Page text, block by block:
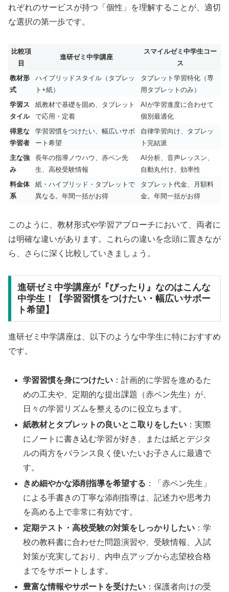
れぞれのサービスが持つ「個性」を理解することが、適切
な選択の第一歩です。
比較項
目
進研ゼミ中学講座
スマイルゼミ中学生コー
ス
教材形
式
ハイブリッドスタイル（タブレッ
ト+紙）
タブレット学習特化（専
用タブレットのみ）
学習ス
タイル
紙教材で基礎を固め、タブレット
で応用・定着
AIが学習進度に合わせて
個別最適化
得意な
学習者
学習習慣をつけたい、幅広いサポ
ート希望
自律学習向け、タブレッ
ト完結派
主な強
み
長年の指導ノウハウ、赤ペン先
生、高校受験情報
AI分析、音声レッスン、
自動丸付け、効率性
料金体
系
紙・ハイブリッド・タブレットで
異なる。年間一括がお得
タブレット代金、月額料
金。年間一括がお得
このように、教材形式や学習アプローチにおいて、両者に
は明確な違いがあります。これらの違いを念頭に置きなが
ら、さらに深く比較していきましょう。
進研ゼミ中学講座が『ぴったり』なのはこんな
中学生！【学習習慣をつけたい・幅広いサポー
ト希望】
進研ゼミ中学講座は、以下のような中学生に特におすすめ
です。
学習習慣を身につけたい ：計画的に学習を進めるた
めの工夫や、定期的な提出課題（赤ペン先生）が、
日々の学習リズムを整えるのに役立ちます。
紙教材とタブレットの良いとこ取りをしたい ：実際
にノートに書き込む学習が好き、または紙とデジタ
ルの両方をバランス良く使いたいお子さんに最適で
す。
きめ細やかな添削指導を希望する ：「赤ペン先生」
による手書きの丁寧な添削指導は、記述力や思考力
を高める上で非常に有効です。
定期テスト・高校受験の対策をしっかりしたい ：学
校の教科書に合わせた問題演習や、受験情報、入試
対策が充実しており、内申点アップから志望校合格
までをサポートします。
豊富な情報やサポートを受けたい ：保護者向けの受